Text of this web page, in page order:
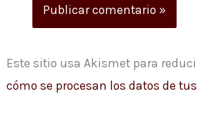
Este sitio usa Akismet para
cómo se procesan los datos de